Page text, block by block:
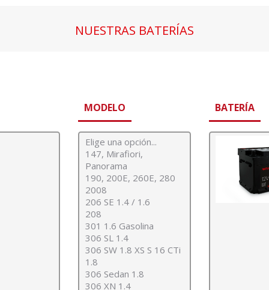
NUESTRAS BATERÍAS
MODELO BATERÍA